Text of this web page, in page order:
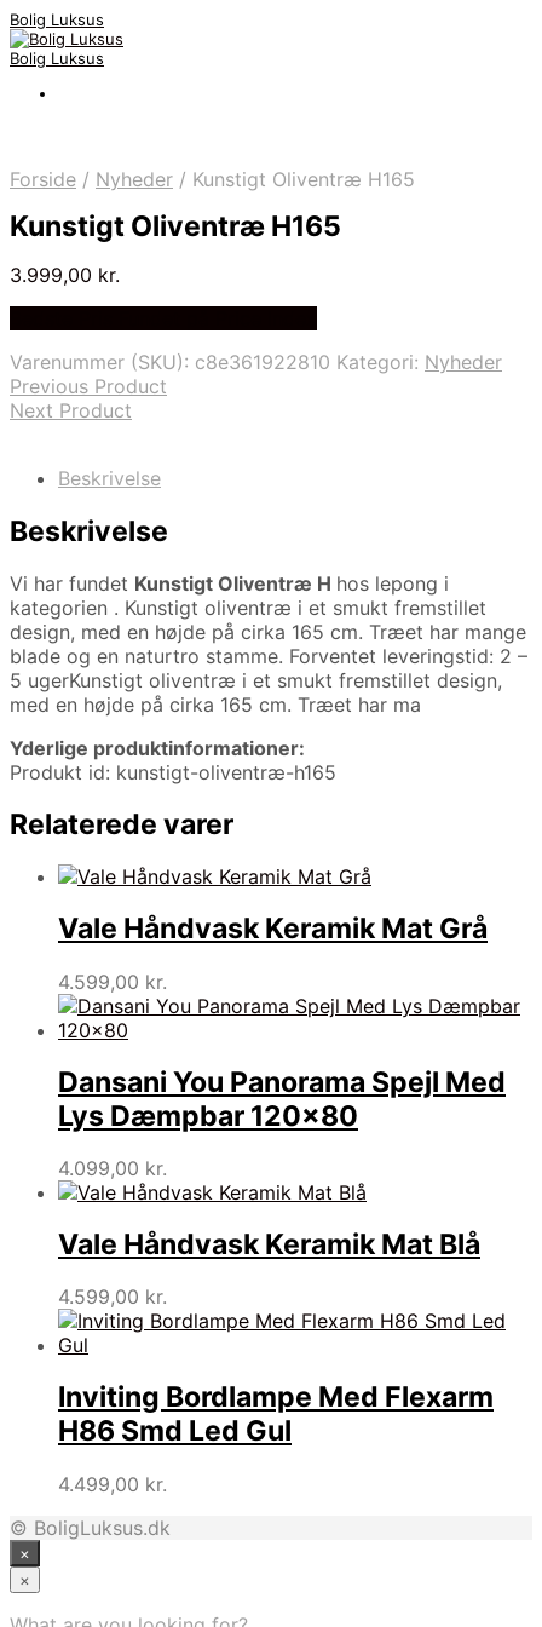
Bolig Luksus
Bolig Luksus
Forside / Nyheder / Kunstigt Oliventræ H165
Kunstigt Oliventræ H165
3.999,00 kr.
Varenummer (SKU): c8e361922810 Kategori: Nyheder
Previous Product
Next Product
Beskrivelse
Beskrivelse
Vi har fundet Kunstigt Oliventræ H hos lepong i
kategorien . Kunstigt oliventræ i et smukt fremstillet
design, med en højde på cirka 165 cm. Træet har mange
blade og en naturtro stamme. Forventet leveringstid: 2 –
5 ugerKunstigt oliventræ i et smukt fremstillet design,
med en højde på cirka 165 cm. Træet har ma
Yderlige produktinformationer:
Produkt id: kunstigt-oliventræ-h165
Relaterede varer
Vale Håndvask Keramik Mat Grå
4.599,00 kr.
Dansani You Panorama Spejl Med
Lys Dæmpbar 120×80
4.099,00 kr.
Vale Håndvask Keramik Mat Blå
4.599,00 kr.
Inviting Bordlampe Med Flexarm
H86 Smd Led Gul
4.499,00 kr.
© BoligLuksus.dk
×
×